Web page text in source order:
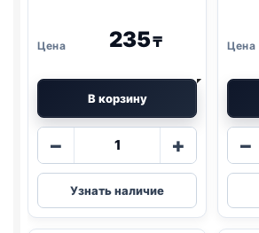
235₸
В корзину
−
Количество
Whiskas
(КОТЯТА,
КУРИЦА)
+
Узнать наличие
−